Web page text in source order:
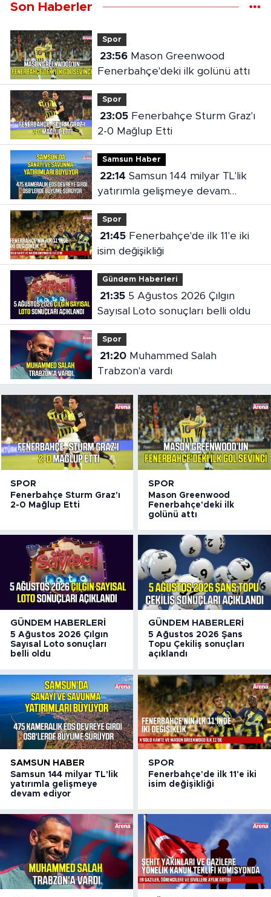
Son Haberler
Spor
23:56Mason Greenwood
Fenerbahçe'deki ilk golünü attı
Spor
23:05Fenerbahçe Sturm Graz'ı
2-0 Mağlup Etti
Samsun Haber
22:14
yatırımla gelişmeye devam
ediyor
Spor
21:45Fenerbahçe'de ilk 11'e iki
isim değişikliği
Gündem Haberleri
21:355 Ağustos 2026 Çılgın
Sayısal Loto sonuçları belli oldu
Spor
21:20Muhammed Salah
Trabzon'a vardı
SPOR
Fenerbahçe Sturm Graz'ı
2-0 Mağlup Etti
SPOR
Mason Greenwood
Fenerbahçe'deki ilk
golünü attı
GÜNDEM HABERLERI
5 Ağustos 2026 Çılgın
Sayısal Loto sonuçları
belli oldu
GÜNDEM HABERLERI
5 Ağustos 2026 Şans
Topu Çekiliş sonuçları
açıklandı
SAMSUN HABER
Samsun 144 milyar TL'lik
yatırımla gelişmeye
devam ediyor
SPOR
Fenerbahçe'de ilk 11'e iki
isim değişikliği